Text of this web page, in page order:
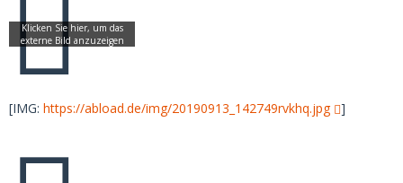
[IMG: https://abload.de/img/20190913_142749rvkhq.jpg ]